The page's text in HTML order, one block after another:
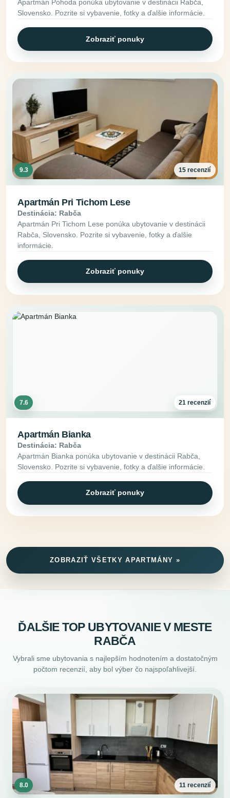
Apartmán Pohoda ponúka ubytovanie v destinácii Rabča,
Slovensko. Pozrite si vybavenie, fotky a ďalšie informácie.
Zobraziť ponuky
9.3 15 recenzií
Apartmán Pri Tichom Lese
Destinácia: Rabča
Apartmán Pri Tichom Lese ponúka ubytovanie v destinácii
Rabča, Slovensko. Pozrite si vybavenie, fotky a ďalšie
informácie.
Zobraziť ponuky
7.6 21 recenzií
Apartmán Bianka
Destinácia: Rabča
Apartmán Bianka ponúka ubytovanie v destinácii Rabča,
Slovensko. Pozrite si vybavenie, fotky a ďalšie informácie.
Zobraziť ponuky
ZOBRAZIŤ VŠETKY APARTMÁNY »
ĎALŠIE TOP UBYTOVANIE V MESTE
RABČA
Vybrali sme ubytovania s najlepším hodnotením a dostatočným
počtom recenzií, aby bol výber čo najspoľahlivejší.
8.0 11 recenzií